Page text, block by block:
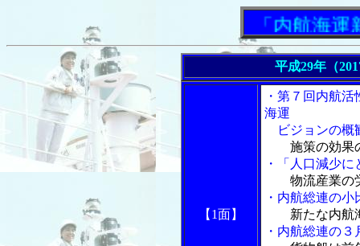
「内航海運新聞
平成29年（
【1面】
・第７回内航
海運
ビジョンの概
施策の効果
・「人口減少
物流産業の
・内航総連の
新たな内航
・内航総連の